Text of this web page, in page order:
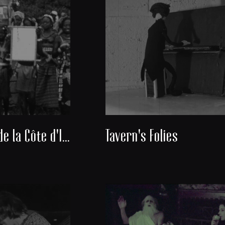
Découverte de la Côte d'Ivoire Tavern's Folies